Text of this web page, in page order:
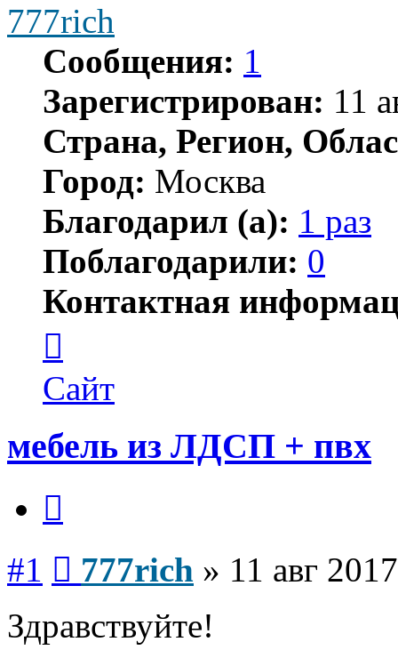
777rich
Сообщения: 1
Зарегистрирован: 11
Страна, Регион,
Город: Москва
Благодарил (а): 1 раз
Поблагодарили: 0
Контактная
пользователя
777rich
Сайт
мебель из ЛДСП + пвх
#1 777rich » 11 авг
Здравствуйте!